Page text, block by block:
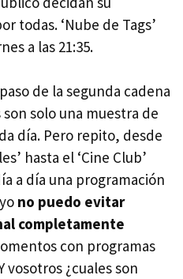
todas. ‘Nube de Tags’
a las 21:35.
de la segunda cadena
solo una muestra de
día. Pero repito, desde
hasta el ‘Cine Club’
a día una programación
no puedo evitar
completamente
con programas
vosotros ¿cuales son